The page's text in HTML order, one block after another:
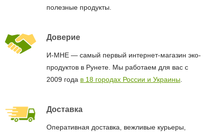
полезные продукты.
Доверие
И-МНЕ — самый первый интернет-магазин эко-
продуктов в Рунете. Мы работаем для вас с
2009 года в 18 городах России и Украины
Доставка
Оперативная доставка, вежливые курьеры,